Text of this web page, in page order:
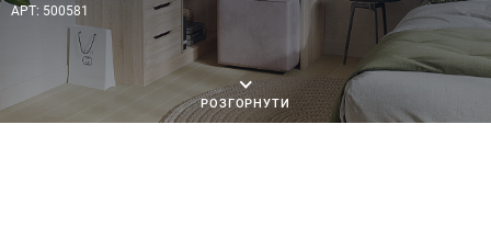
АРТ: 500581
РОЗГОРНУТИ